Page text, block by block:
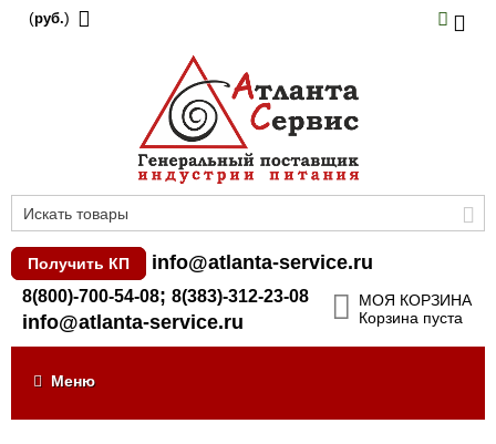
(руб.)
Получить КП info@atlanta-service.ru
8(800)-700-54-08; 8(383)-312-23-08
info@atlanta-service.ru
МОЯ КОРЗИНА
Корзина пуста
Меню